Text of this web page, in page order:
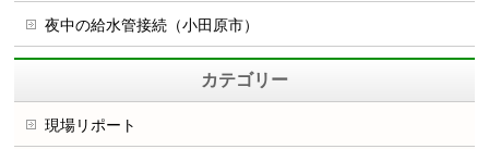
夜中の給水管接続（小田原市）
カテゴリー
現場リポート